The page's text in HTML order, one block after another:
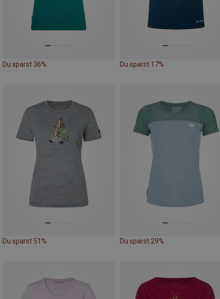
Du sparst 36% Du sparst 17%
Du sparst 51% Du sparst 29%